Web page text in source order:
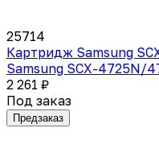
25714
Картридж Samsung
Samsung SCX-4725N/
2 261 ₽
Под заказ
Предзаказ